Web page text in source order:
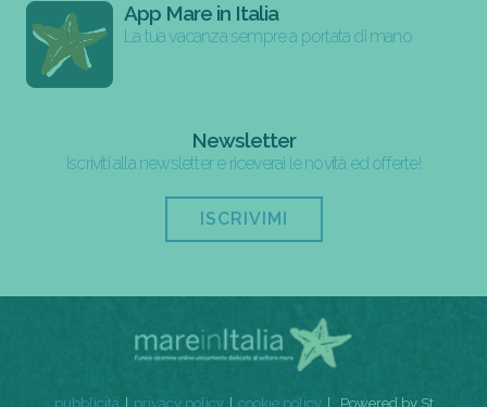
App Mare in Italia
La tua vacanza sempre a portata di mano
Newsletter
Iscriviti alla newsletter e riceverai le novità ed offerte!
ISCRIVIMI
pubblicità privacy policy cookie policy Powered by St